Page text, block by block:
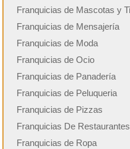
Franquicias de Mascotas y
Franquicias de Mensajería
Franquicias de Moda
Franquicias de Ocio
Franquicias de Panadería
Franquicias de Peluqueria
Franquicias de Pizzas
Franquicias De Restaurantes
Franquicias de Ropa